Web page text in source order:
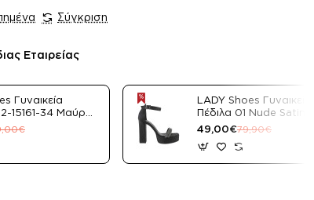
Σύγκριση
Εταιρείας
Γυναικεία
15161-34 Μαύρο
LADY Shoes Γυναικεία
Πέδιλα 01 Nude Satin
49,00€79,90€